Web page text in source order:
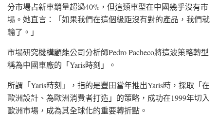
分市場占新車銷量超過40%，但這類車型在中國幾乎沒有市
場。她直言：「如果我們在這個級距沒有對的產品，我們就
輸了。」
市場研究機構顧能公司分析師Pedro Pacheco將這波策略轉型
稱為中國車廠的「Yaris時刻」。
所謂「Yaris時刻」，指的是豐田當年推出Yaris時，採取「在
歐洲設計、為歐洲消費者打造」的策略，成功在1999年切入
歐洲市場，成為其全球化的重要轉折點。